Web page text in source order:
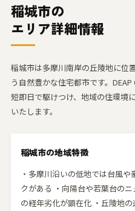
稲城市の
エリア詳細情報
稲城市は多摩川南岸の丘陵地に位
う自然豊かな住宅都市です。
短即日で駆けつけ、地域の住環境
いたします。
稲城市の地域特徴
・多摩川沿いの低地では台風
クがある ・向陽台や若葉台の
の経年劣化が顕在化 ・丘陵地